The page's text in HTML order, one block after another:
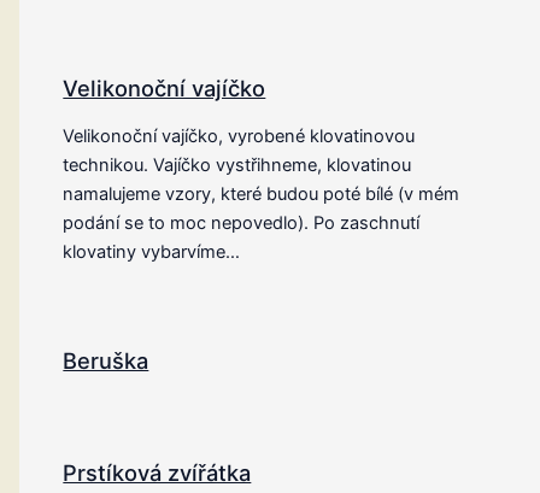
Velikonoční vajíčko
Velikonoční vajíčko, vyrobené klovatinovou
technikou. Vajíčko vystřihneme, klovatinou
namalujeme vzory, které budou poté bílé (v mém
podání se to moc nepovedlo). Po zaschnutí
klovatiny vybarvíme…
Beruška
Prstíková zvířátka